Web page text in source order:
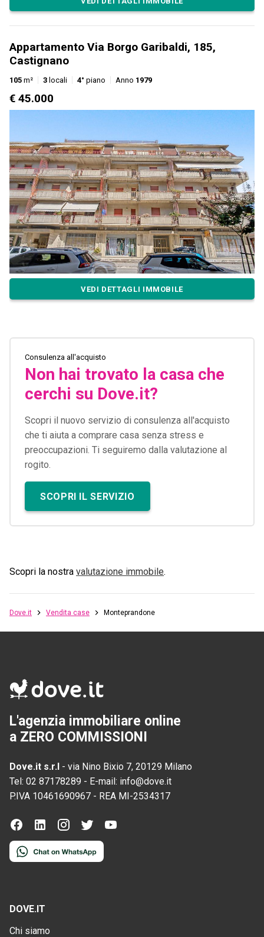
Appartamento Via Borgo Garibaldi, 185,
Castignano
105 m² 3 locali 4° piano Anno 1979
€ 45.000
VEDI DETTAGLI IMMOBILE
Consulenza all'acquisto
Non hai trovato la casa che
cerchi su Dove.it?
Scopri il nuovo servizio di consulenza all'acquisto
che ti aiuta a comprare casa senza stress e
preoccupazioni. Ti seguiremo dalla valutazione al
rogito.
SCOPRI IL SERVIZIO
Scopri la nostra valutazione immobile.
Dove.it Vendita case Monteprandone
L'agenzia immobiliare online
a ZERO COMMISSIONI
Dove.it s.r.l - via Nino Bixio 7, 20129 Milano
Tel: 02 87178289 - E-mail: info@dove.it
P.IVA 10461690967 - REA MI-2534317
DOVE.IT
Chi siamo